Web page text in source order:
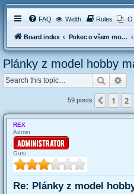
FAQ Width Rules O
Board index Pokec o všem možném
Plánky z model hobby
Search
59 posts 1 2
REX
Admin
Guru
Re: Plánky z model